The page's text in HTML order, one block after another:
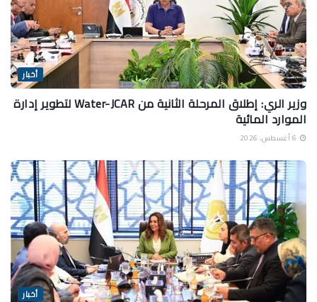
أخبار
وزير الري: إطلاق المرحلة الثانية من Water-JCAR لتطوير إدارة
الموارد المائية
أخبار